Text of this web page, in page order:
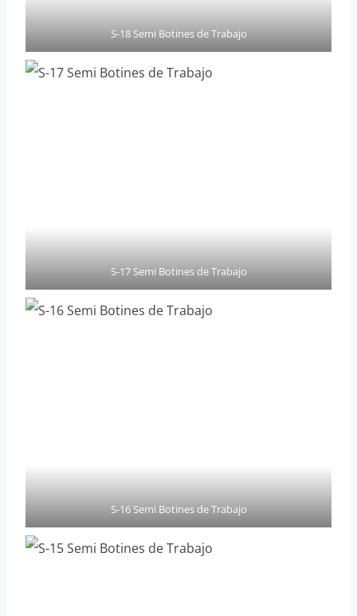
S-18 Semi Botines de Trabajo
S-17 Semi Botines de Trabajo
S-16 Semi Botines de Trabajo